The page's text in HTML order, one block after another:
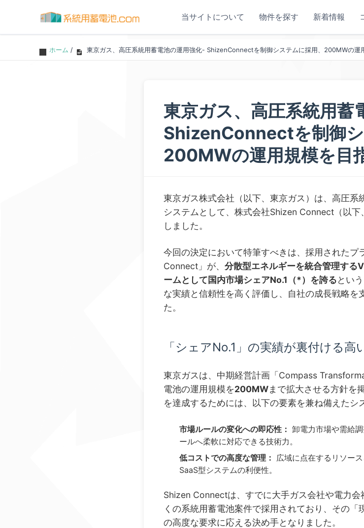
当サイトについて 物件を探す 新着情報
ホーム / 東京ガス、高圧系統用蓄電池の運用強化- ShizenConnectを制御システムに採用、200MWの運
東京ガス、高圧系統用蓄
ShizenConnectを制御シ
200MWの運用規模を目
東京ガス株式会社（以下、東京ガス）は、高圧系
システムとして、株式会社Shizen Connect（以
しました。
今回の決定において特筆すべきは、採用されたプ
Connect」が、 分散型エネルギーを統合管理する
ームとして国内市場シェアNo.1（*）を誇るとい
な実績と信頼性を高く評価し、自社の成長戦略を
た。
「シェアNo.1」の実績が裏付ける高
東京ガスは、中期経営計画「Compass
電池の運用規模を200MWまで拡大させる方針を
を達成するためには、以下の要素を兼ね備えたシ
市場ルールの変化への即応性： 卸電力市場や需給
ールへ柔軟に対応できる技術力。
低コストでの高度な管理：
広域に点在するリソー
SaaS型システムの利便性。
Shizen Connectは、すでに大手ガス会社や電力
くの系統用蓄電池案件で採用されており、その「
の高度な要求に応える決め手となりました。